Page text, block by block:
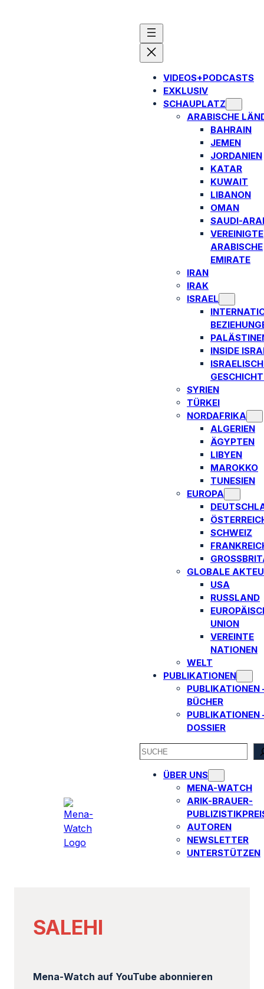
VIDEOS+PODCASTS
EXKLUSIV
SCHAUPLATZ
ARABISCHE
BAHRAIN
JEMEN
JORDANIEN
KATAR
KUWAIT
LIBANON
OMAN
SAUDI-
VEREINIGTE
ARABISCHE
EMIRATE
IRAN
IRAK
ISRAEL
INSIDE
SYRIEN
TÜRKEI
NORDAFRIKA
ALGERIEN
ÄGYPTEN
LIBYEN
MAROKKO
TUNESIEN
EUROPA
SCHWEIZ
GLOBALE
USA
RUSSLAND
UNION
VEREINTE
NATIONEN
WELT
PUBLIKATIONEN
PUBLIKATIONEN
BÜCHER
PUBLIKATIONEN
DOSSIER
SEARCH
ÜBER UNS
MENA-WATCH
ARIK-BRAUER-
AUTOREN​
NEWSLETTER
UNTERSTÜTZEN
SALEHI
Mena-Watch auf YouTube abonnieren